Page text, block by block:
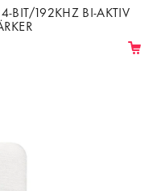
BIT/192KHZ BI-AKTIV